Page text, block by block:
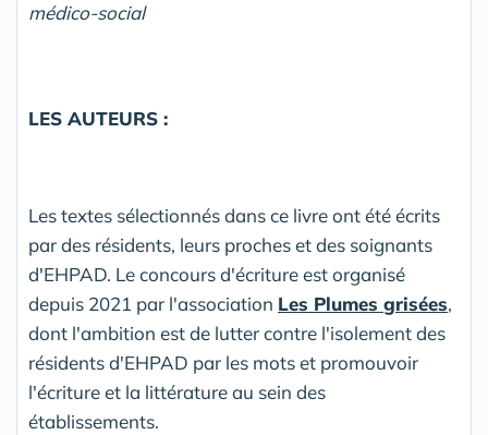
médico-social
LES AUTEURS :
Les textes sélectionnés dans ce livre ont été écrits
par des résidents, leurs proches et des soignants
d'EHPAD. Le concours d'écriture est organisé
depuis 2021 par l'association Les Plumes grisées,
dont l'ambition est de lutter contre l'isolement des
résidents d'EHPAD par les mots et promouvoir
l'écriture et la littérature au sein des
établissements.